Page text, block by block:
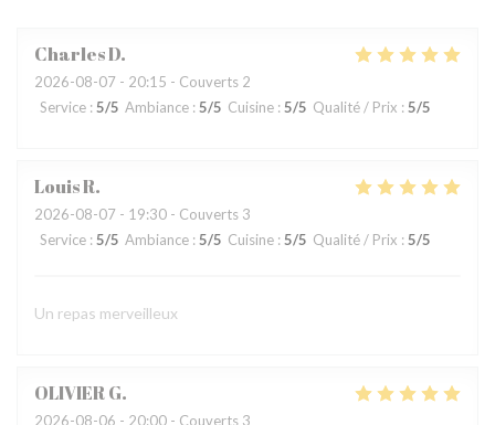
CharlesD
2026-08-07 - 20:15 - Couverts 2
Service : 5/5 Ambiance : 5/5 Cuisine : 5/5 Qualité / Prix : 5/5
LouisR
2026-08-07 - 19:30 - Couverts 3
Service : 5/5 Ambiance : 5/5 Cuisine : 5/5 Qualité / Prix : 5/5
Un repas merveilleux
OLIVIERG
2026-08-06 - 20:00 - Couverts 3